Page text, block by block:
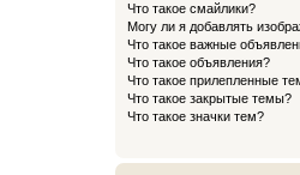
Что такое смайлики?
Могу ли я добавлять
Что такое важные
Что такое объявления?
Что такое прилепленные
Что такое закрытые темы?
Что такое значки тем?